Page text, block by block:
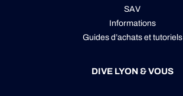
SAV
Informations
Guides d’achats et tutoriels
DIVE LYON & VOUS